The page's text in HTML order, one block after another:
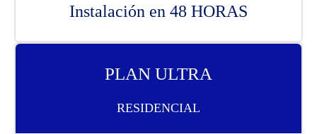
Instalación en 48 HORAS
PLAN ULTRA
RESIDENCIAL